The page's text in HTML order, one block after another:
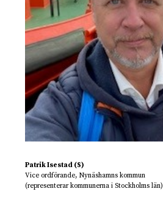
Patrik Isestad (S)
Vice ordförande, Nynäshamns kommun
(representerar kommunerna i Stockholms län)